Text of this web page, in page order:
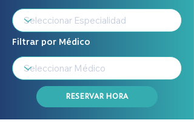
Filtrar por Médico
RESERVAR HORA